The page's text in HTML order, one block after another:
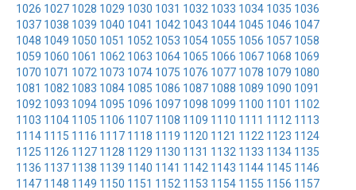
1026 1027 1028 1029 1030 1031 1032 1033 1034 1035 1036
1037 1038 1039 1040 1041 1042 1043 1044 1045 1046 1047
1048 1049 1050 1051 1052 1053 1054 1055 1056 1057 1058
1059 1060 1061 1062 1063 1064 1065 1066 1067 1068 1069
1070 1071 1072 1073 1074 1075 1076 1077 1078 1079 1080
1081 1082 1083 1084 1085 1086 1087 1088 1089 1090 1091
1092 1093 1094 1095 1096 1097 1098 1099 1100 1101 1102
1103 1104 1105 1106 1107 1108 1109 1110 1111 1112 1113
1114 1115 1116 1117 1118 1119 1120 1121 1122 1123 1124
1125 1126 1127 1128 1129 1130 1131 1132 1133 1134 1135
1136 1137 1138 1139 1140 1141 1142 1143 1144 1145 1146
1147 1148 1149 1150 1151 1152 1153 1154 1155 1156 1157